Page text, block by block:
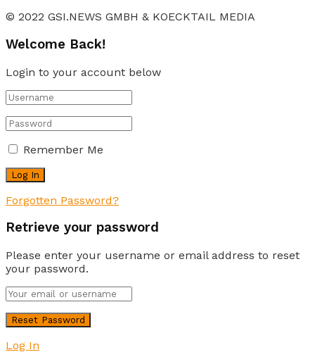
© 2022 GSI.NEWS GMBH & KOECKTAIL MEDIA
Welcome Back!
Login to your account below
Remember Me
Forgotten Password?
Retrieve your password
Please enter your username or email address to reset
your password.
Log In